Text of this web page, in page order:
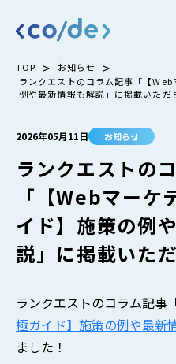
TOP > お知らせ >
ランクエストのコラム記事「【
例や最新情報も解説」に掲載いただ
2026年05月11日 お知らせ
ランクエストの
「【Webマーケ
イド】施策の例
説」に掲載いた
ランクエストのコラム記事
極ガイド】施策の例や最新
ました！